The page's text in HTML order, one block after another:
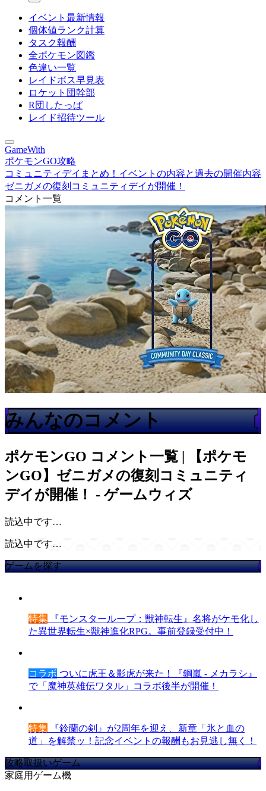
イベント最新情報
個体値ランク計算
タスク報酬
全ポケモン図鑑
色違い一覧
レイドボス早見表
ロケット団幹部
R団したっぱ
レイド招待ツール
GameWith
ポケモンGO攻略
コミュニティデイまとめ！イベントの内容と過去の開催内容
ゼニガメの復刻コミュニティデイが開催！
コメント一覧
みんなのコメント
ポケモンGO コメント一覧 | 【ポケモ
ンGO】ゼニガメの復刻コミュニティ
デイが開催！ - ゲームウィズ
読込中です…
読込中です…
ゲームを探す
特集 『モンスターループ：獣神転生』名将がケモ化し
た異世界転生×獣神進化RPG。事前登録受付中！
コラボ ついに虎王＆影虎が来た！『鋼嵐 - メカラシ』
で「魔神英雄伝ワタル」コラボ後半が開催！
特集 『鈴蘭の剣』が2周年を迎え、新章「氷と血の
道」を解禁ッ！記念イベントの報酬もお見逃し無く！
攻略取扱いゲーム
家庭用ゲーム機